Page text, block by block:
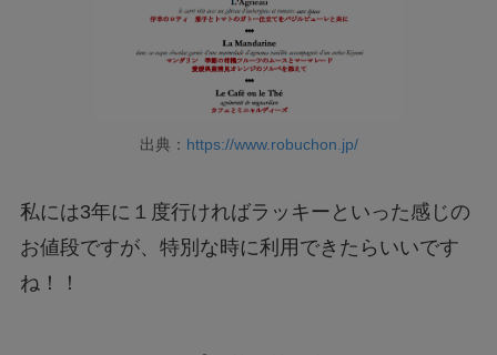
出典： https://www.robuchon.jp/
私には3年に１度行ければラッキーといった感じの
お値段ですが、特別な時に利用できたらいいです
ね！！